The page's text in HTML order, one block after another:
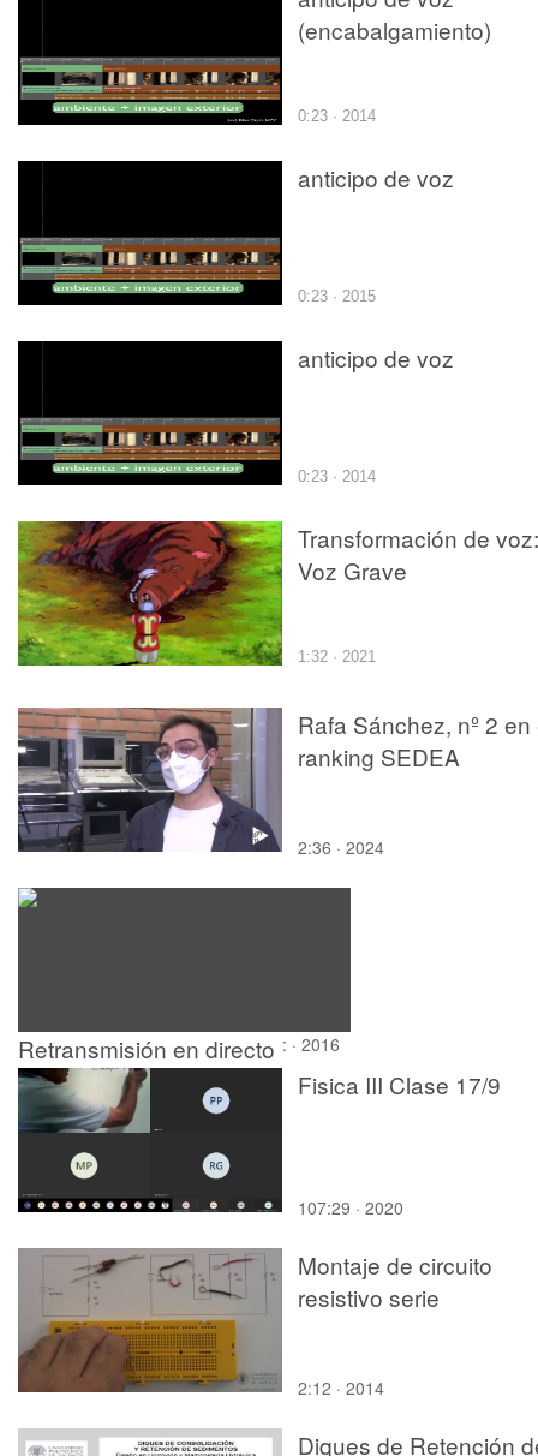
(encabalgamiento)
0:23 · 2014
anticipo de voz
0:23 · 2015
anticipo de voz
0:23 · 2014
Transformación de voz:
Voz Grave
1:32 · 2021
Rafa Sánchez, nº 2 en
ranking SEDEA
2:36 · 2024
Retransmisión en directo
desde VLC
: · 2016
Fisica III Clase 17/9
107:29 · 2020
Montaje de circuito
resistivo serie
2:12 · 2014
Diques de Retención